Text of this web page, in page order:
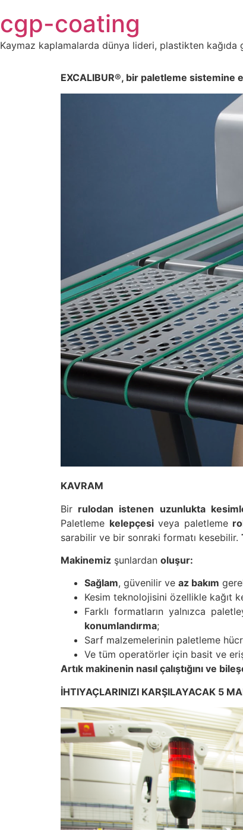
to
content
cgp-coating
Kaymaz kaplamalarda dünya lideri, plastikten
EXCALIBUR®, bir paletleme sistemine
KAVRAM
Bir rulodan istenen uzunlukta
Paletleme kelepçesiveya paletleme
sarabilir ve bir sonraki formatı kesebilir.
Makinemiz şunlardan oluşur:
Sağlam, güvenilir ve az bakım
Kesim teknolojisini özellikle kağıt
Farklı formatların yalnızca
konumlandırma;
Sarf malzemelerinin paletleme
Ve tüm operatörler için basit ve
Artık makinenin nasıl çalıştığını ve
İHTIYAÇLARINIZI KARŞILAYACAK 5